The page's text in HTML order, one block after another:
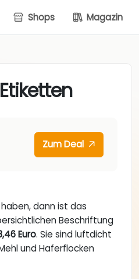
Shops Magazin
Zum Deal
dann ist das
Beschriftung
Euro. Sie sind luftdicht
und Haferflocken